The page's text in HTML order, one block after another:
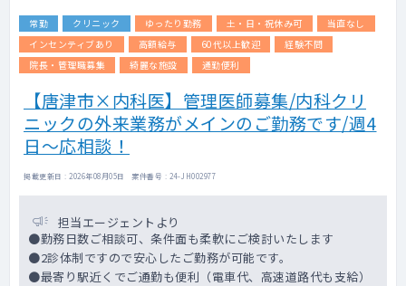
常勤 クリニック ゆったり勤務 土・日・祝休み可
当直なし
インセンティブあり
高額給与 60代以上歓迎
経験不問
院長・管理職募集
綺麗な施設 通勤便利
【唐津市×内科医】管理医師募集/内科クリ
ニックの外来業務がメインのご勤務です/週4
日～応相談！
掲載更新日 : 2026年08月05日 案件番号 : 24-JH002977
担当エージェントより
●勤務日数ご相談可、条件面も柔軟にご検討いたします
●2診体制ですので安心したご勤務が可能です。
●最寄り駅近くでご通勤も便利（電車代、高速道路代も支給）